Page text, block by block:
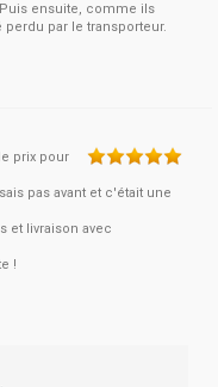
ensuite, comme ils
par le transporteur.
prix pour
pas avant et c'était une
et livraison avec
!